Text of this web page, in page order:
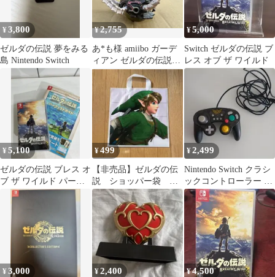
¥3,800
ゼルダの伝説 夢をみる
島 Nintendo Switch
¥2,755
あ*も様 amiibo ガーデ
ィアン ゼルダの伝説シ
リーズ
¥5,000
Switch ゼルダの伝説 ブ
レス オブ ザ ワイルド
¥5,100
ゼルダの伝説 ブレス オ
ブ ザ ワイルド パーフ
ェクトガイド付
¥499
【非売品】ゼルダの伝
説 ショッパー袋
Nintendo KYOTO
¥2,499
Nintendo Switch クラシ
ックコントローラー ゼ
ルダの伝説
¥3,000 ¥2,400 ¥4,500